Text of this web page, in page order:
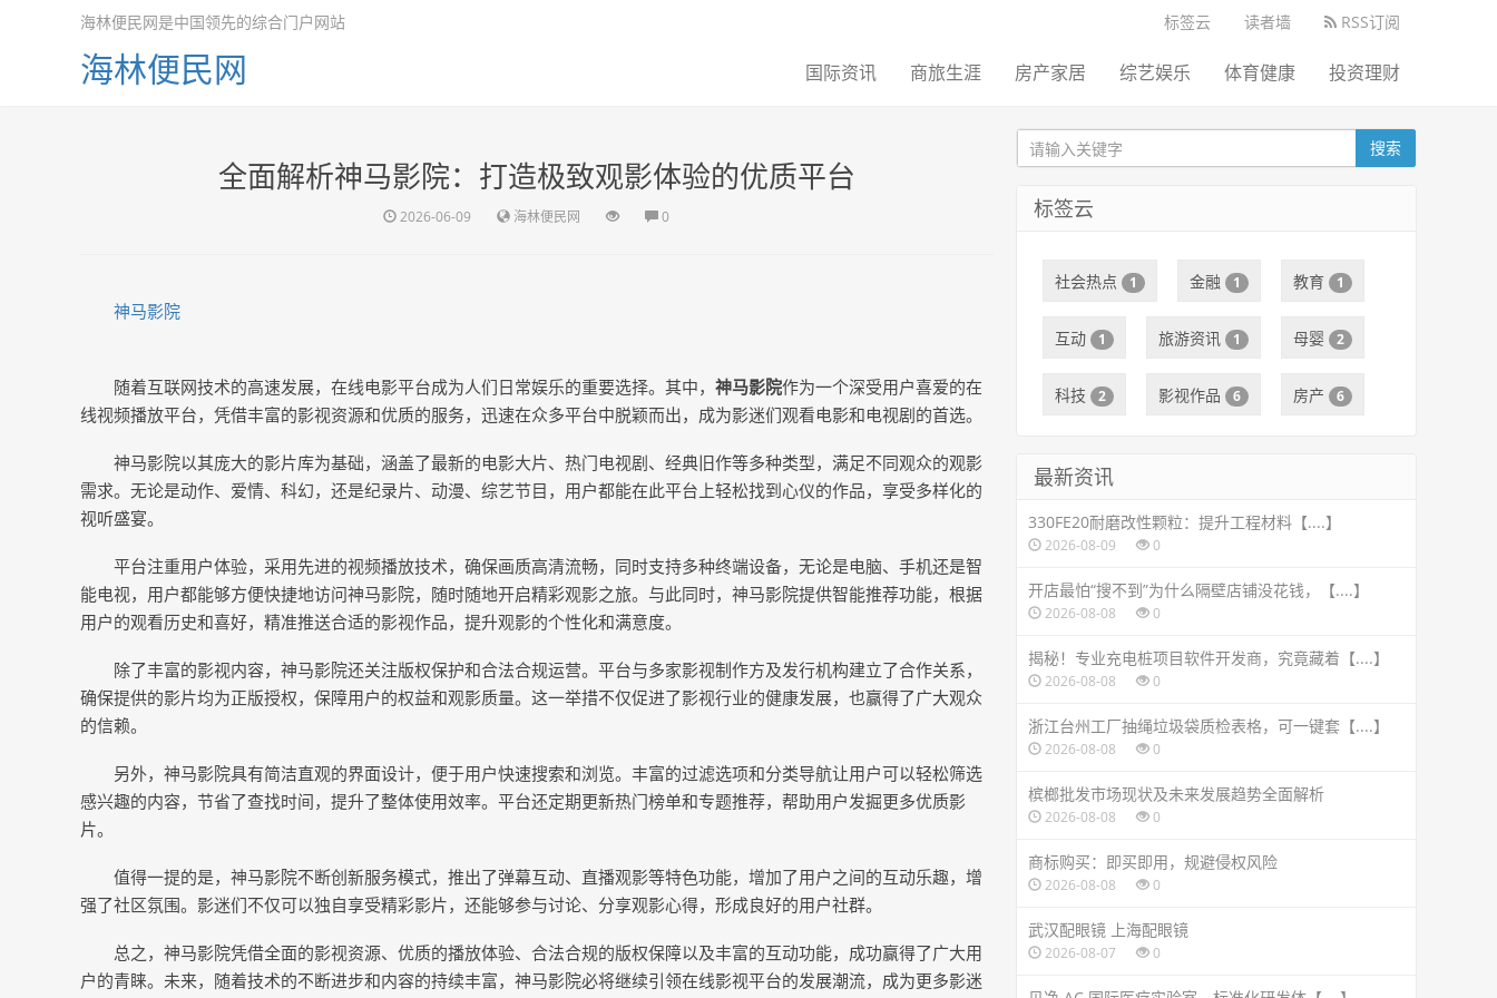
标签云 读者墙 RSS订阅
海林便民网是中国领先的综合门户网站
海林便民网 国际资讯 商旅生涯 房产家居 综艺娱乐 体育健康 投资理财
全面解析神马影院：打造极致观影体验的优质平台
2026-06-09 海林便民网 0
神马影院
随着互联网技术的高速发展，在线电影平台成为人们日常娱乐的重要选择。其中， 神马影院作为一个深受用户喜爱的在
线视频播放平台，凭借丰富的影视资源和优质的服务，迅速在众多平台中脱颖而出，成为影迷们观看电影和电视剧的首选。
神马影院以其庞大的影片库为基础，涵盖了最新的电影大片、热门电视剧、经典旧作等多种类型，满足不同观众的观影
需求。无论是动作、爱情、科幻，还是纪录片、动漫、综艺节目，用户都能在此平台上轻松找到心仪的作品，享受多样化的
视听盛宴。
平台注重用户体验，采用先进的视频播放技术，确保画质高清流畅，同时支持多种终端设备，无论是电脑、手机还是智
能电视，用户都能够方便快捷地访问神马影院，随时随地开启精彩观影之旅。与此同时，神马影院提供智能推荐功能，根据
用户的观看历史和喜好，精准推送合适的影视作品，提升观影的个性化和满意度。
除了丰富的影视内容，神马影院还关注版权保护和合法合规运营。平台与多家影视制作方及发行机构建立了合作关系，
确保提供的影片均为正版授权，保障用户的权益和观影质量。这一举措不仅促进了影视行业的健康发展，也赢得了广大观众
的信赖。
另外，神马影院具有简洁直观的界面设计，便于用户快速搜索和浏览。丰富的过滤选项和分类导航让用户可以轻松筛选
感兴趣的内容，节省了查找时间，提升了整体使用效率。平台还定期更新热门榜单和专题推荐，帮助用户发掘更多优质影
片。
值得一提的是，神马影院不断创新服务模式，推出了弹幕互动、直播观影等特色功能，增加了用户之间的互动乐趣，增
强了社区氛围。影迷们不仅可以独自享受精彩影片，还能够参与讨论、分享观影心得，形成良好的用户社群。
总之，神马影院凭借全面的影视资源、优质的播放体验、合法合规的版权保障以及丰富的互动功能，成功赢得了广大用
户的青睐。未来，随着技术的不断进步和内容的持续丰富，神马影院必将继续引领在线影视平台的发展潮流，成为更多影迷
搜索
标签云
社会热点 1 金融 1 教育 1
互动 1 旅游资讯 1 母婴 2
科技 2 影视作品 6 房产 6
最新资讯
330FE20耐磨改性颗粒：提升工程材料【....】
2026-08-09 0
开店最怕“搜不到”为什么隔壁店铺没花钱，【....】
2026-08-08 0
揭秘！专业充电桩项目软件开发商，究竟藏着【....】
2026-08-08 0
浙江台州工厂抽绳垃圾袋质检表格，可一键套【....】
2026-08-08 0
槟榔批发市场现状及未来发展趋势全面解析
2026-08-08 0
商标购买：即买即用，规避侵权风险
2026-08-08 0
武汉配眼镜 上海配眼镜
2026-08-07 0